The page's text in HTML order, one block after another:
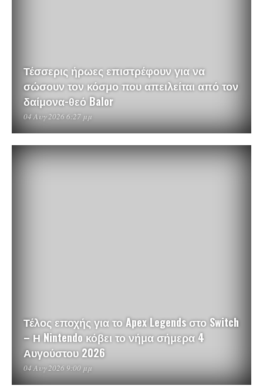
Τέσσερις ήρωες επιστρέφουν για να
σώσουν τον κόσμο που απειλείται από τον
δαίμονα-θεό Balor
04 Αυγ 2026 6:27 μμ
Τέλος εποχής για το Apex Legends στο Switch
– Η Nintendo κόβει το νήμα σήμερα 4
Αυγούστου 2026
04 Αυγ 2026 9:00 μμ